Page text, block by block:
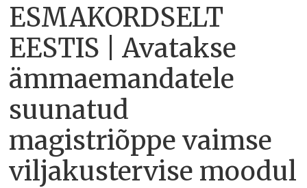
ESMAKORDSELT
EESTIS | Avatakse
ämmaemandatele
suunatud
magistriõppe vaimse
viljakustervise moodul